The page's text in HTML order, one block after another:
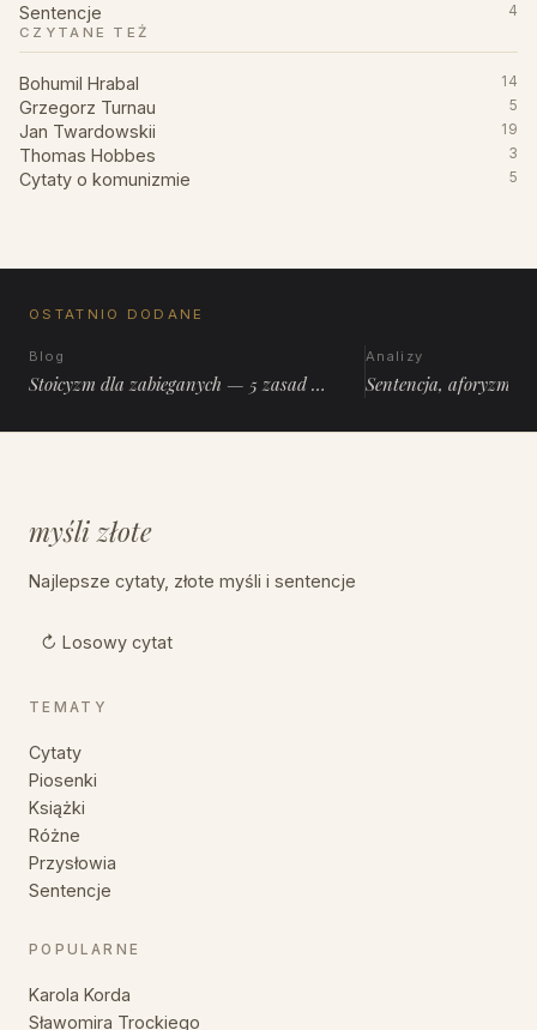
Sentencje
4
CZYTANE TEŻ
Bohumil Hrabal 14
Grzegorz Turnau 5
Jan Twardowskii 19
Thomas Hobbes 3
Cytaty o komunizmie 5
OSTATNIO DODANE
Blog
Stoicyzm dla zabieganych — 5 zasad …
Analizy
Sentencja, aforyzm,
myśli złote
Najlepsze cytaty, złote myśli i sentencje
↻ Losowy cytat
TEMATY
Cytaty
Piosenki
Książki
Różne
Przysłowia
Sentencje
POPULARNE
Karola Korda
Sławomira Trockiego